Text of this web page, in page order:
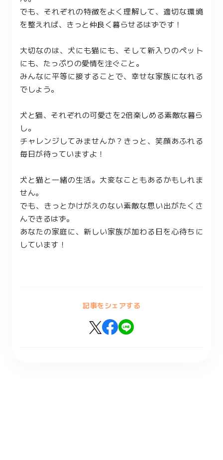
でも、それぞれの特徴をよく理解して、適切な環境
を整えれば、きっと仲良く暮らせるはずです！
大切なのは、犬にも猫にも、そして新入りのペット
にも、たっぷりの愛情を注ぐこと。
みんなに平等に接することで、幸せな家族になれる
でしょう。
犬と猫、それぞれの可愛さを2倍楽しめる素敵な暮ら
し。
チャレンジしてみませんか？きっと、笑顔あふれる
毎日が待っていますよ！
犬と猫と一緒の生活。大変なこともあるかもしれま
せん。
でも、きっとかけがえのない素敵な思い出がたくさ
んできるはず。
あなたの家庭に、新しい家族が加わる日を心待ちに
しています！
記事をシェアする